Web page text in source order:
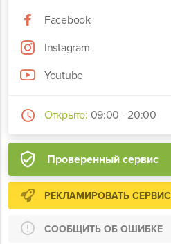
Проверенный сервис
Facebook
Instagram
Youtube
Открыто: 09:00 - 20:00
РЕКЛАМИРОВАТЬ СЕРВИС
СООБЩИТЬ ОБ ОШИБКЕ